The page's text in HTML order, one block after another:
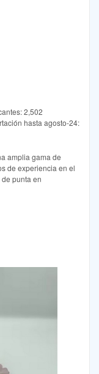
2,502
hasta agosto-24:
amplia gama de
de experiencia en el
punta en